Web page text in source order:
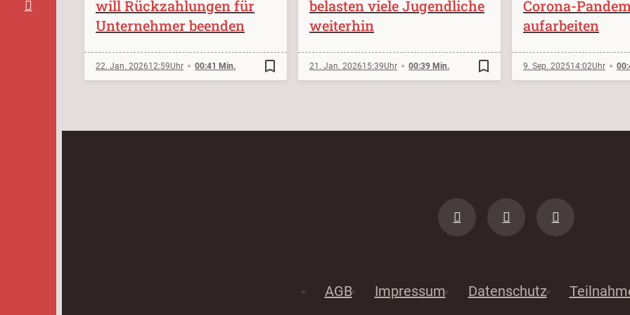
will Rückzahlungen für
Unternehmer beenden
22. Jan. 202612:59 00:41 Min. bookmark_border
belasten viele Jugendliche
weiterhin
21. Jan. 202615:39 00:39 Min. bookmark_border
Corona-
aufarbeiten
9. Sep. 202514:02
AGB Impressum Datenschutz